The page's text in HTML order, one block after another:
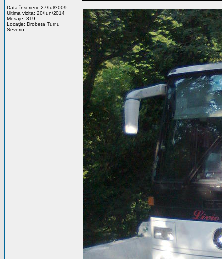
Data înscrierii: 27/Iul/2009
Ultima vizita: 20/Iun/2014
Mesaje: 319
Locaţie: Drobeta Turnu
Severin